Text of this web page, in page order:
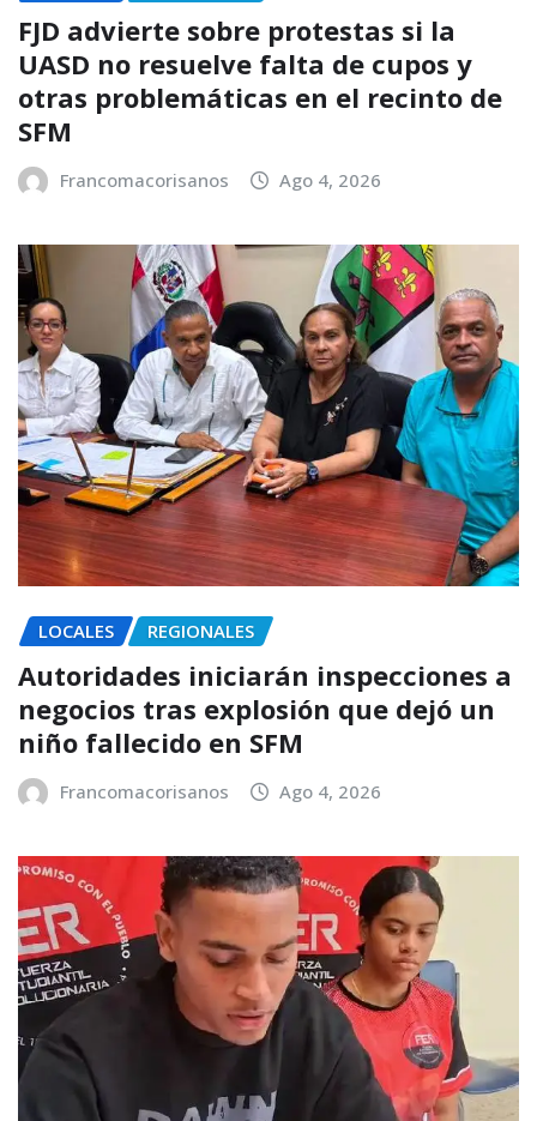
FJD advierte sobre protestas si la
UASD no resuelve falta de cupos y
otras problemáticas en el recinto de
SFM
Francomacorisanos Ago 4, 2026
LOCALES REGIONALES
Autoridades iniciarán inspecciones a
negocios tras explosión que dejó un
niño fallecido en SFM
Francomacorisanos Ago 4, 2026